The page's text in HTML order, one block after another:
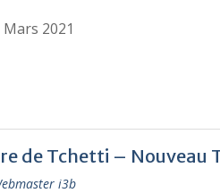
2021
de Tchetti – Nouveau
i3b